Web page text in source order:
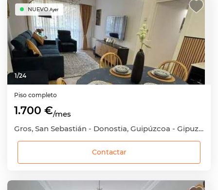
1/24
NUEVOAyer
Piso completo
1.700 €/mes
Gros, San Sebastián - Donostia, Guipúzcoa - Gipuzkoa
Contactar